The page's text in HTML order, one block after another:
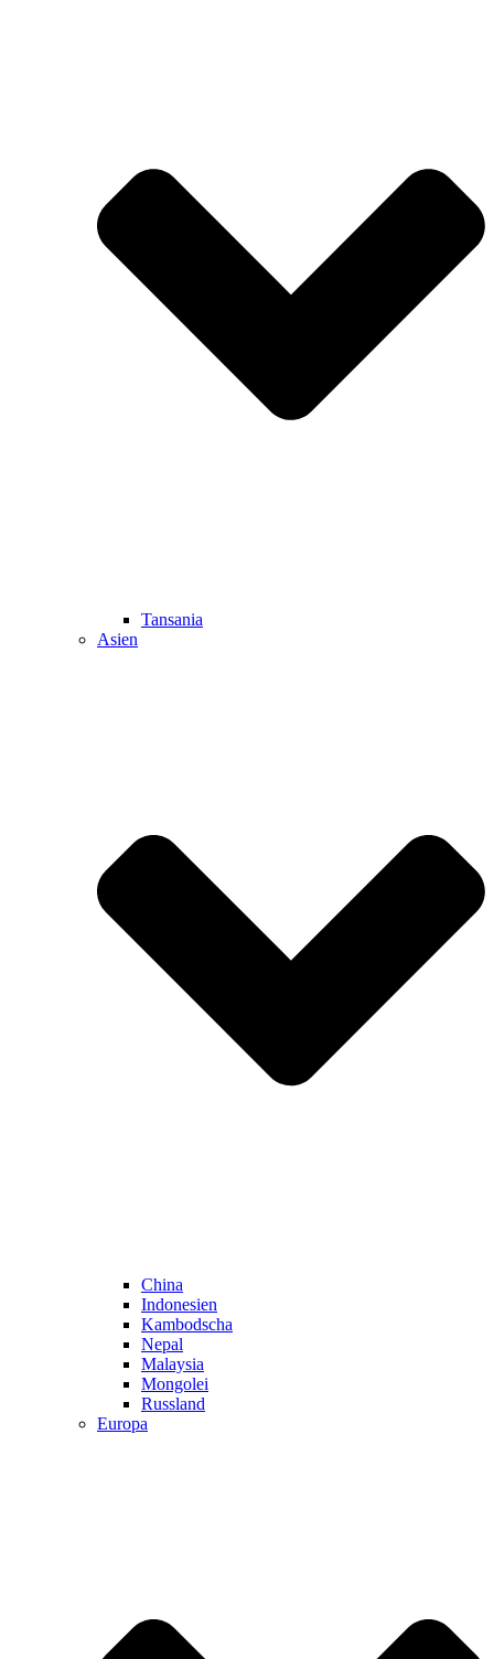
Tansania
Asien
China
Indonesien
Kambodscha
Nepal
Malaysia
Mongolei
Russland
Europa